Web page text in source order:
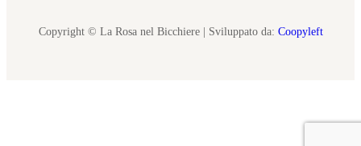
Copyright © La Rosa nel Bicchiere | Sviluppato da: Coopyleft